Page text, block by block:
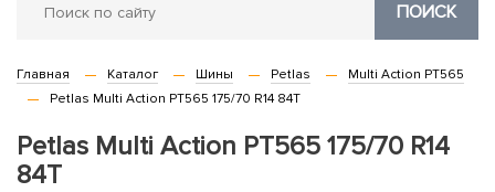
ПОИСК
Главная Каталог Шины Petlas
Multi Action PT565
Petlas Multi Action PT565 175/70 R14 84T
Petlas Multi Action PT565 175/70 R14
84T